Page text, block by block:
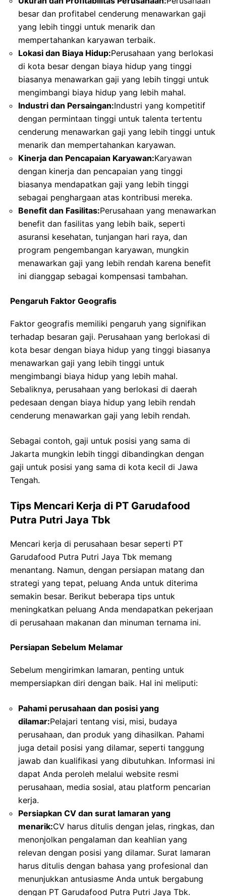
besar dan profitabel cenderung menawarkan gaji
yang lebih tinggi untuk menarik dan
mempertahankan karyawan terbaik.
Lokasi dan Biaya Hidup:Perusahaan yang berlokasi
di kota besar dengan biaya hidup yang tinggi
biasanya menawarkan gaji yang lebih tinggi untuk
mengimbangi biaya hidup yang lebih mahal.
Industri dan Persaingan:Industri yang kompetitif
dengan permintaan tinggi untuk talenta tertentu
cenderung menawarkan gaji yang lebih tinggi untuk
menarik dan mempertahankan karyawan.
Kinerja dan Pencapaian Karyawan:Karyawan
dengan kinerja dan pencapaian yang tinggi
biasanya mendapatkan gaji yang lebih tinggi
sebagai penghargaan atas kontribusi mereka.
Benefit dan Fasilitas:Perusahaan yang menawarkan
benefit dan fasilitas yang lebih baik, seperti
asuransi kesehatan, tunjangan hari raya, dan
program pengembangan karyawan, mungkin
menawarkan gaji yang lebih rendah karena benefit
ini dianggap sebagai kompensasi tambahan.
Pengaruh Faktor Geografis
Faktor geografis memiliki pengaruh yang signifikan
terhadap besaran gaji. Perusahaan yang berlokasi di
kota besar dengan biaya hidup yang tinggi biasanya
menawarkan gaji yang lebih tinggi untuk
mengimbangi biaya hidup yang lebih mahal.
Sebaliknya, perusahaan yang berlokasi di daerah
pedesaan dengan biaya hidup yang lebih rendah
cenderung menawarkan gaji yang lebih rendah.
Sebagai contoh, gaji untuk posisi yang sama di
Jakarta mungkin lebih tinggi dibandingkan dengan
gaji untuk posisi yang sama di kota kecil di Jawa
Tengah.
Tips Mencari Kerja di PT Garudafood
Putra Putri Jaya Tbk
Mencari kerja di perusahaan besar seperti PT
Garudafood Putra Putri Jaya Tbk memang
menantang. Namun, dengan persiapan matang dan
strategi yang tepat, peluang Anda untuk diterima
semakin besar. Berikut beberapa tips untuk
meningkatkan peluang Anda mendapatkan pekerjaan
di perusahaan makanan dan minuman ternama ini.
Persiapan Sebelum Melamar
Sebelum mengirimkan lamaran, penting untuk
mempersiapkan diri dengan baik. Hal ini meliputi:
Pahami perusahaan dan posisi yang
dilamar:Pelajari tentang visi, misi, budaya
perusahaan, dan produk yang dihasilkan. Pahami
juga detail posisi yang dilamar, seperti tanggung
jawab dan kualifikasi yang dibutuhkan. Informasi ini
dapat Anda peroleh melalui website resmi
perusahaan, media sosial, atau platform pencarian
kerja.
Persiapkan CV dan surat lamaran yang
menarik:CV harus ditulis dengan jelas, ringkas, dan
menonjolkan pengalaman dan keahlian yang
relevan dengan posisi yang dilamar. Surat lamaran
harus ditulis dengan bahasa yang profesional dan
menunjukkan antusiasme Anda untuk bergabung
dengan PT Garudafood Putra Putri Jaya Tbk.